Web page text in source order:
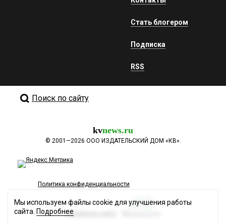
Стать блогером
Подписка
RSS
Поиск по сайту
kvnews.ru
© 2001—2026 ООО ИЗДАТЕЛЬСКИЙ ДОМ «КВ».
Политика конфиденциальности
Разработка сайта
Мы используем файлы cookie для улучшения работы
сайта. Подробнее